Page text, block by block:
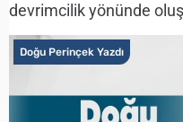
devrimcilik yönünde
Doğu Perinçek Yazdı